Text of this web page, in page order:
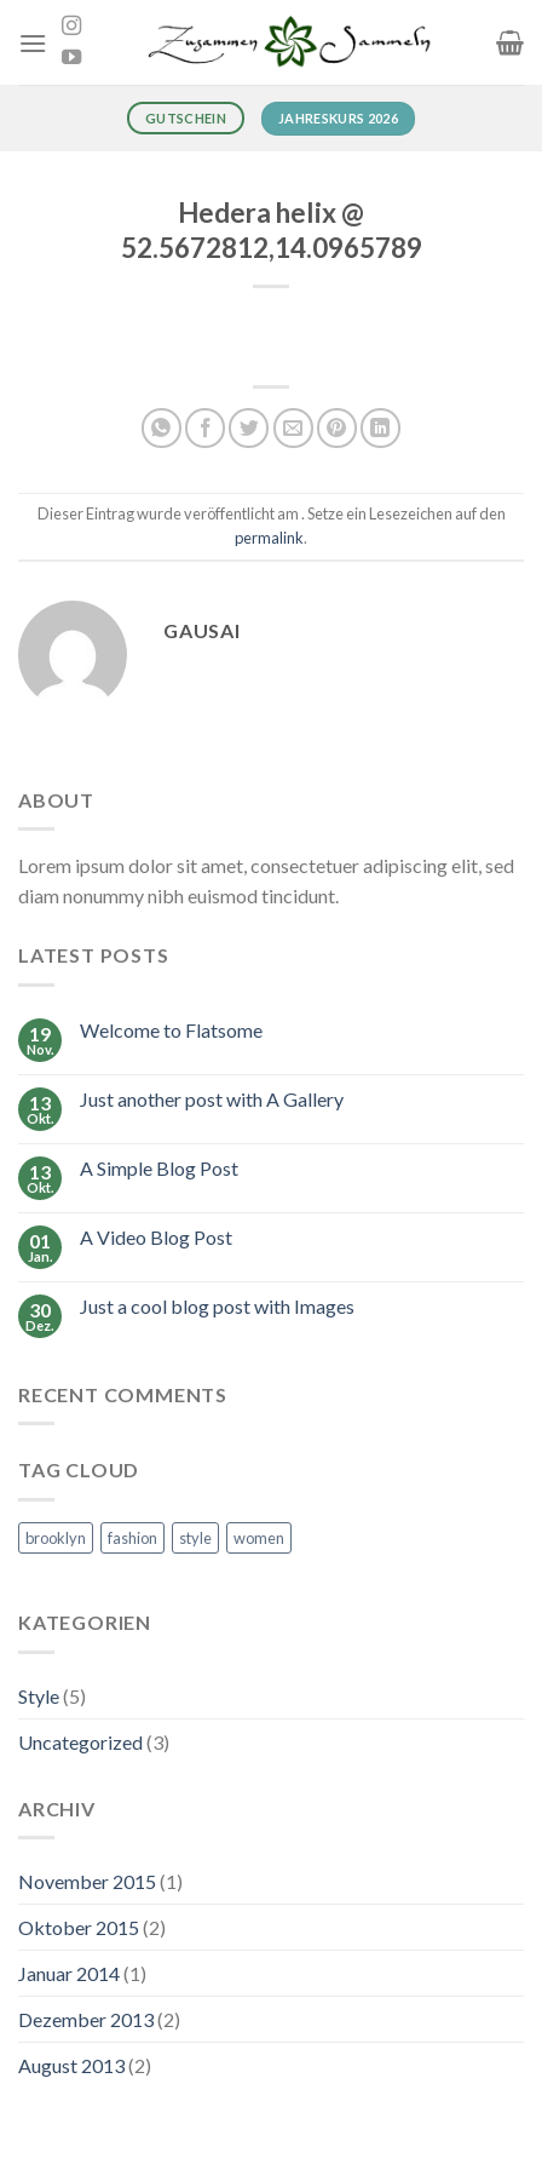
Inhalt
GUTSCHEIN JAHRESKURS 2026
Hedera helix @
52.5672812,14.0965789
Dieser Eintrag wurde veröffentlicht am . Setze ein Lesezeichen auf den
permalink.
GAUSAI
ABOUT
Lorem ipsum dolor sit amet, consectetuer adipiscing elit, sed
diam nonummy nibh euismod tincidunt.
LATEST POSTS
19
Nov.
Welcome to Flatsome
13
Okt.
Just another post with A Gallery
13
Okt.
A Simple Blog Post
01
Jan.
A Video Blog Post
30
Dez.
Just a cool blog post with Images
RECENT COMMENTS
TAG CLOUD
brooklyn fashion style women
KATEGORIEN
Style(5)
Uncategorized(3)
ARCHIV
November 2015 (1)
Oktober 2015 (2)
Januar 2014(1)
Dezember 2013(2)
August 2013(2)